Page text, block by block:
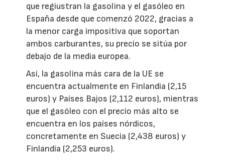
que regiustran la gasolina y el gasóleo en
España desde que comenzó 2022, gracias a
la menor carga impositiva que soportan
ambos carburantes, su precio se sitúa por
debajo de la media europea.
Así, la gasolina más cara de la UE se
encuentra actualmente en Finlandia (2,15
euros) y Países Bajos (2,112 euros), mientras
que el gasóleo con el precio más alto se
encuentra en los países nórdicos,
concretamente en Suecia (2,438 euros) y
Finlandia (2,253 euros).